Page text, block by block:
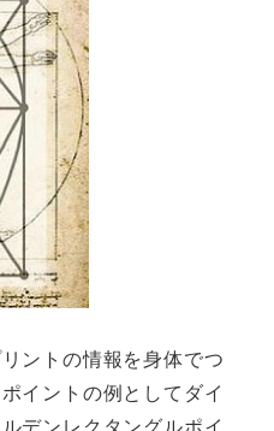
ントの情報を身体でつ
イントの例としてダイ
デンレクタングルポイ